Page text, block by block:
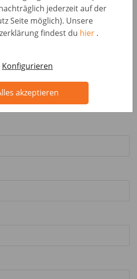
jederzeit auf der
Seite möglich). Unsere
findest du hier .
Konfigurieren
akzeptieren
oder weitere Dokumente.
deinen Lebenslauf hoch